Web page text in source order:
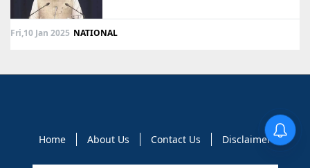
Fri,10 Jan 2025 NATIONAL
Home About Us Contact Us Disclaimer